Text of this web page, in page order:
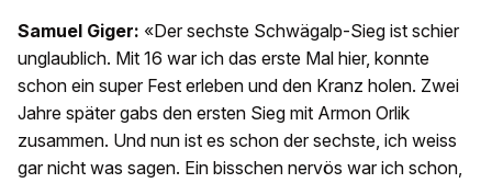
Samuel Giger: «Der sechste Schwägalp-Sieg ist schier
unglaublich. Mit 16 war ich das erste Mal hier, konnte
schon ein super Fest erleben und den Kranz holen. Zwei
Jahre später gabs den ersten Sieg mit Armon Orlik
zusammen. Und nun ist es schon der sechste, ich weiss
gar nicht was sagen. Ein bisschen nervös war ich schon,